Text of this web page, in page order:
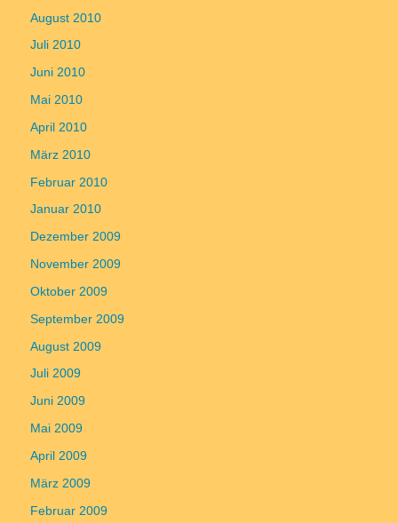
August 2010
Juli 2010
Juni 2010
Mai 2010
April 2010
März 2010
Februar 2010
Januar 2010
Dezember 2009
November 2009
Oktober 2009
September 2009
August 2009
Juli 2009
Juni 2009
Mai 2009
April 2009
März 2009
Februar 2009